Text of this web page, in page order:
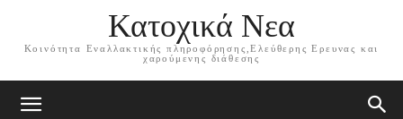
Κατοχικά Νεα
Κοινότητα Εναλλακτικής πληροφόρησης,Ελεύθερης Ερευνας και
χαρούμενης διάθεσης